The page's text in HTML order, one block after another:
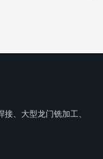
、大型龙门铣加工、